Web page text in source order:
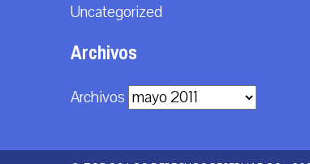
Uncategorized
Archivos
Archivos